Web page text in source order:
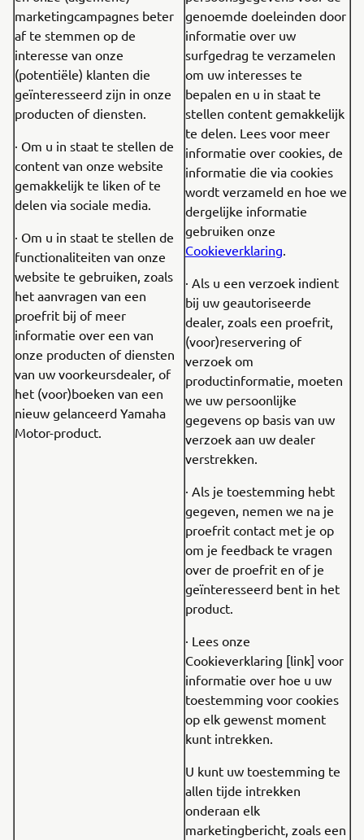
marketingcampagnes beter
af te stemmen op de
interesse van onze
(potentiële) klanten die
geïnteresseerd zijn in onze
producten of diensten.
· Om u in staat te stellen de
content van onze website
gemakkelijk te liken of te
delen via sociale media.
· Om u in staat te stellen de
functionaliteiten van onze
website te gebruiken, zoals
het aanvragen van een
proefrit bij of meer
informatie over een van
onze producten of diensten
van uw voorkeursdealer, of
het (voor)boeken van een
nieuw gelanceerd Yamaha
Motor-product.
genoemde doeleinden door
informatie over uw
surfgedrag te verzamelen
om uw interesses te
bepalen en u in staat te
stellen content gemakkelijk
te delen. Lees voor meer
informatie over cookies, de
informatie die via cookies
wordt verzameld en hoe we
dergelijke informatie
gebruiken onze
Cookieverklaring.
· Als u een verzoek indient
bij uw geautoriseerde
dealer, zoals een proefrit,
(voor)reservering of
verzoek om
productinformatie, moeten
we uw persoonlijke
gegevens op basis van uw
verzoek aan uw dealer
verstrekken.
· Als je toestemming hebt
gegeven, nemen we na je
proefrit contact met je op
om je feedback te vragen
over de proefrit en of je
geïnteresseerd bent in het
product.
· Lees onze
Cookieverklaring [link] voor
informatie over hoe u uw
toestemming voor cookies
op elk gewenst moment
kunt intrekken.
U kunt uw toestemming te
allen tijde intrekken
onderaan elk
marketingbericht, zoals een